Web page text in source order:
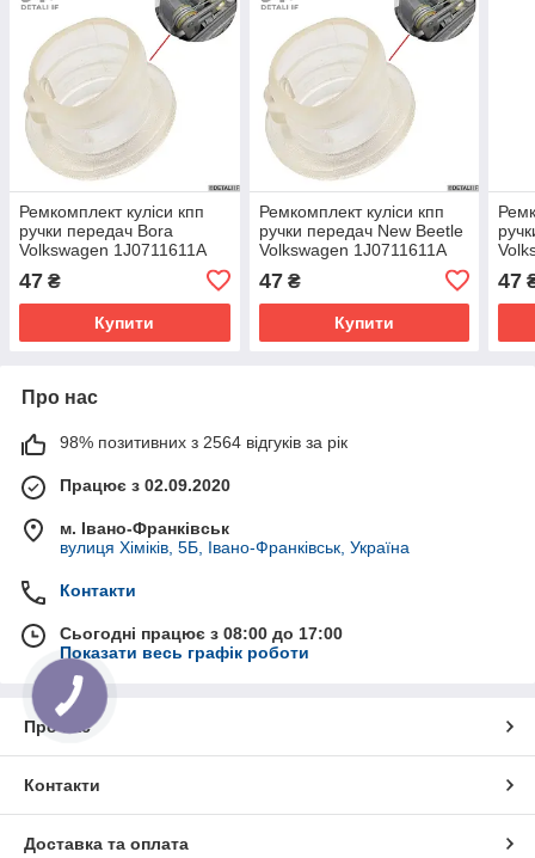
Ремкомплект куліси кпп
ручки передач Bora
Volkswagen 1J0711611A
1J0711437C 1J0711112E
47 ₴
Купити
Ремкомплект куліси кпп
ручки передач New Beetle
Volkswagen 1J0711611A
1J0711437C 1J0711112E
47₴
Купити
47
Про нас
98% позитивних з 2564 відгуків за рік
Працює з 02.09.2020
м. Івано-Франківськ
вулиця Хіміків, 5Б, Івано-Франківськ, Україна
Контакти
Сьогодні працює з 08:00 до 17:00
Показати весь графік роботи
Про нас
Контакти
Доставка та оплата